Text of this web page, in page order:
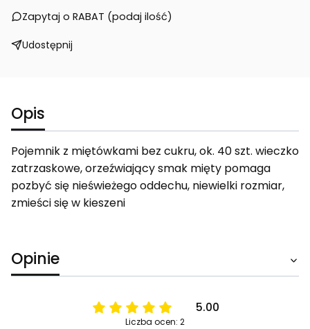
Zapytaj o RABAT (podaj ilość)
Udostępnij
Opis
Pojemnik z miętówkami bez cukru, ok. 40 szt. wieczko
zatrzaskowe, orzeźwiający smak mięty pomaga
pozbyć się nieświeżego oddechu, niewielki rozmiar,
zmieści się w kieszeni
Opinie
5.00
Liczba ocen: 2